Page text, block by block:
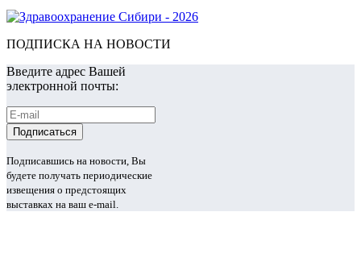
ПОДПИСКА НА НОВОСТИ
Введите адрес Вашей
электронной почты:
Подписавшись на новости, Вы
будете получать периодические
извещения о предстоящих
выставках на ваш e-mail.